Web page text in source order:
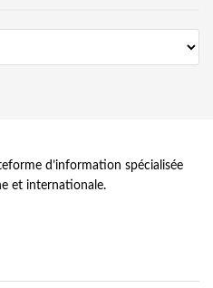
d’information spécialisée
et internationale.